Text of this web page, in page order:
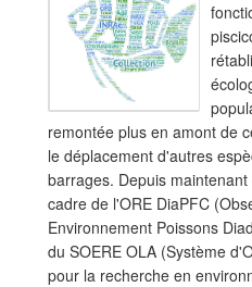
remontée plus en amont de
le déplacement d'autres
barrages. Depuis
cadre de l'ORE DiaPFC
Environnement Poissons
du SOERE OLA (Système
pour la recherche en